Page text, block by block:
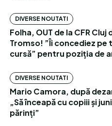
DIVERSE NOUTATI
Folha, OUT de la CFR
Tromso! ”Îi concediez pe
cursă” pentru poziția de
DIVERSE NOUTATI
Mario Camora, după
„Să înceapă cu copiii și
părinți”